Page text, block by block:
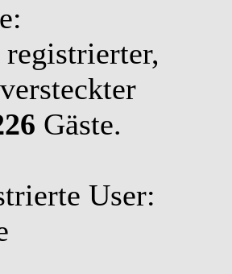
registrierter,
versteckter
Gäste.
User: